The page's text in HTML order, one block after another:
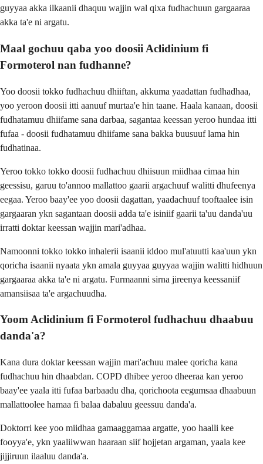
guyyaa akka ilkaanii dhaquu wajjin wal qixa fudhachuun gargaaraa
akka ta'e ni argatu.
Maal gochuu qaba yoo doosii Aclidinium fi
Formoterol nan fudhanne?
Yoo doosii tokko fudhachuu dhiiftan, akkuma yaadattan fudhadhaa,
yoo yeroon doosii itti aanuuf murtaa'e hin taane. Haala kanaan, doosii
fudhatamuu dhiifame sana darbaa, sagantaa keessan yeroo hundaa itti
fufaa - doosii fudhatamuu dhiifame sana bakka buusuuf lama hin
fudhatinaa.
Yeroo tokko tokko doosii fudhachuu dhiisuun miidhaa cimaa hin
geessisu, garuu to'annoo mallattoo gaarii argachuuf walitti dhufeenya
eegaa. Yeroo baay'ee yoo doosii dagattan, yaadachuuf tooftaalee isin
gargaaran ykn sagantaan doosii adda ta'e isiniif gaarii ta'uu danda'uu
irratti doktar keessan wajjin mari'adhaa.
Namoonni tokko tokko inhalerii isaanii iddoo mul'atuutti kaa'uun ykn
qoricha isaanii nyaata ykn amala guyyaa guyyaa wajjin walitti hidhuun
gargaaraa akka ta'e ni argatu. Furmaanni sirna jireenya keessaniif
amansiisaa ta'e argachuudha.
Yoom Aclidinium fi Formoterol fudhachuu dhaabuu
danda'a?
Kana dura doktar keessan wajjin mari'achuu malee qoricha kana
fudhachuu hin dhaabdan. COPD dhibee yeroo dheeraa kan yeroo
baay'ee yaala itti fufaa barbaadu dha, qorichoota eegumsaa dhaabuun
mallattoolee hamaa fi balaa dabaluu geessuu danda'a.
Doktorri kee yoo miidhaa gamaaggamaa argatte, yoo haalli kee
fooyya'e, ykn yaaliiwwan haaraan siif hojjetan argaman, yaala kee
jijjiruun ilaaluu danda'a.